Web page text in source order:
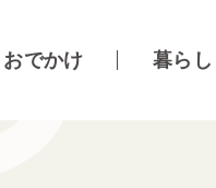
おでかけ 暮らし